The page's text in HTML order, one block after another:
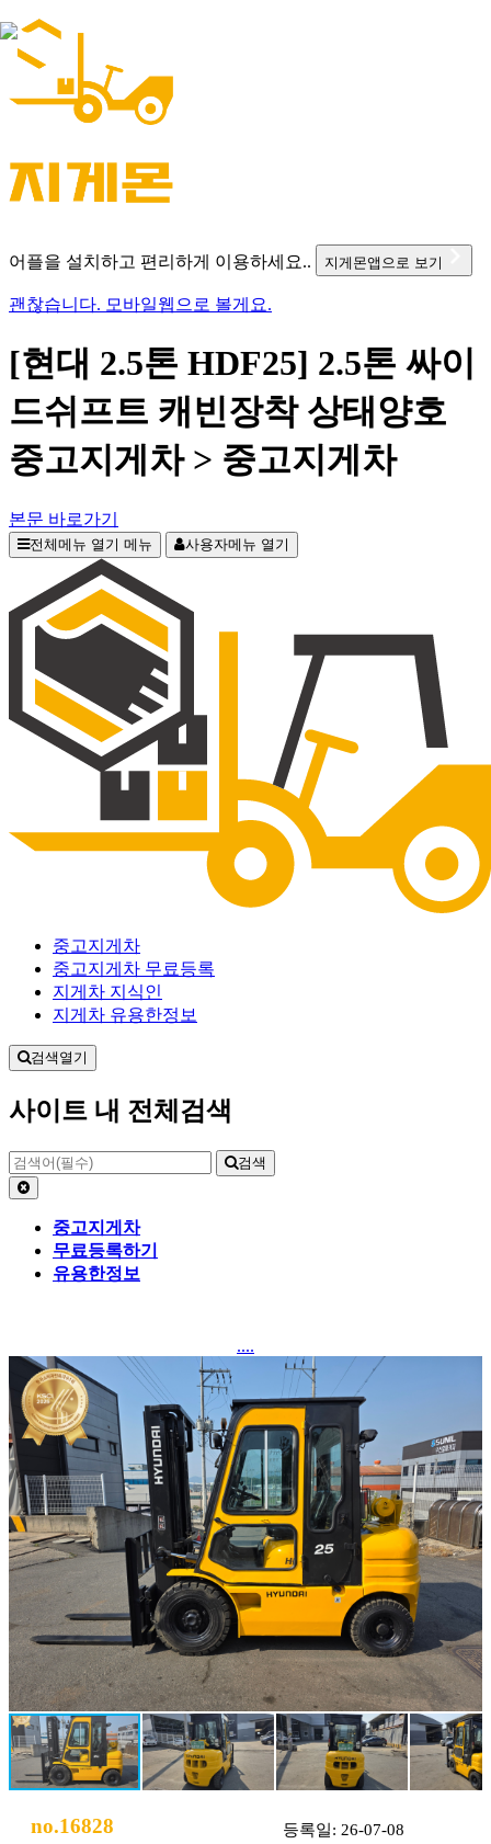
어플을 설치하고 편리하게 이용하세요.. 지게몬앱으로 보기
괜찮습니다. 모바일웹으로 볼게요.
[현대 2.5톤 HDF25] 2.5톤 싸이
드쉬프트 캐빈장착 상태양호
중고지게차 > 중고지게차
본문 바로가기
전체메뉴 열기 메뉴 사용자메뉴 열기
중고지게차
중고지게차 무료등록
지게차 지식인
지게차 유용한정보
검색열기
사이트 내 전체검색
검색
중고지게차
무료등록하기
유용한정보
....
no.16828 등록일: 26-07-08